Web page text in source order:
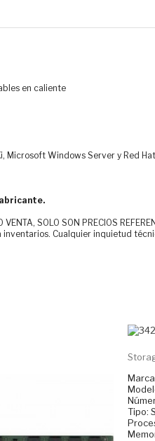
en caliente
Microsoft Windows Server y Red
VENTA, SOLO SON PRECIOS
Cualquier inquietud
Tipo: